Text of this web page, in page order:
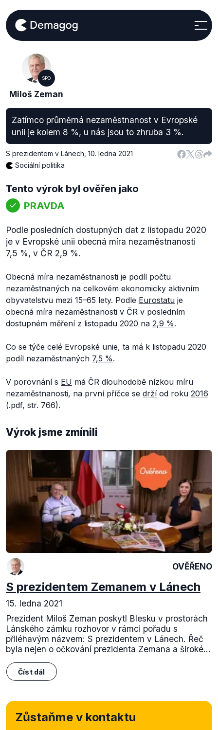
SPO
Miloš Zeman
Zatímco průměrná nezaměstnanost v Evropské
unii je kolem 8 %, u nás jsou to zhruba 3 %.
S prezidentem v Lánech 10. ledna 2021
Sociální politika
Tento výrok byl ověřen jako
PRAVDA
Podle posledních dostupných dat z listopadu 2020
je v Evropské unii obecná míra nezaměstnanosti
7,5 %, v ČR 2,9 %.
Obecná míra nezaměstnanosti je podíl počtu
nezaměstnaných na celkovém ekonomicky aktivním
obyvatelstvu mezi 15–65 lety. Podle Eurostatu je
obecná míra nezaměstnanosti v ČR v posledním
dostupném měření z listopadu 2020 na 2,9 %.
Co se týče celé Evropské unie, ta má k listopadu 2020
podíl nezaměstnaných 7,5 %.
V porovnání s EU má ČR dlouhodobě nízkou míru
nezaměstnanosti, na první příčce se držíod roku 2016
(.pdf, str. 766).
Výrok jsme zmínili
OVĚŘENO
S prezidentem Zemanem v Lánech
15. ledna 2021
Prezident Miloš Zeman poskytl Blesku v prostorách
Lánského zámku rozhovor v rámci pořadu s
přiléhavým názvem: S prezidentem v Lánech. Řeč
byla nejen o očkování prezidenta Zemana a široké...
Číst dál
Zůstaňme v kontaktu